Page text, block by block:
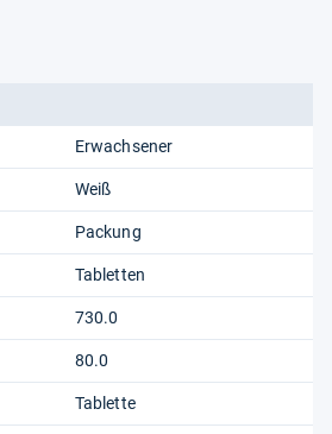
Erwachsener
Weiß
Packung
Tabletten
730.0
80.0
Tablette